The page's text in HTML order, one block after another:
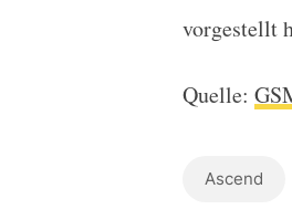
vorgestellt
Quelle:
Ascend